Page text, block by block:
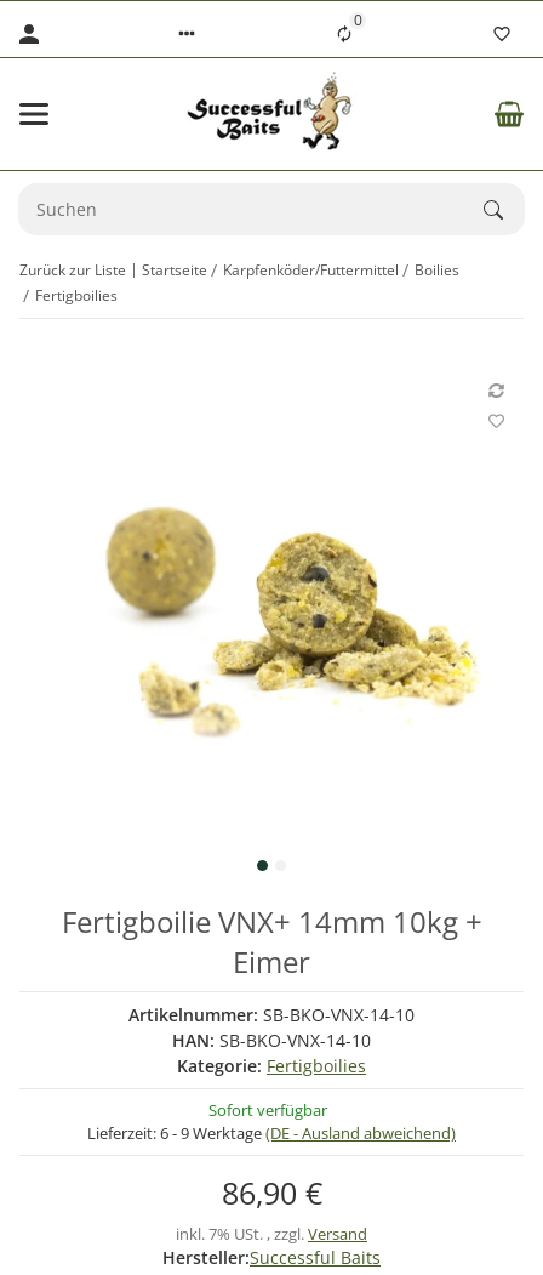
0
Zurück zur Liste Startseite Karpfenköder/Futtermittel
Boilies
Fertigboilies
Fertigboilie VNX+ 14mm 10kg +
Eimer
Artikelnummer: SB-BKO-VNX-14-10
HAN: SB-BKO-VNX-14-10
Kategorie: Fertigboilies
Sofort verfügbar
Lieferzeit:6 - 9 Werktage(DE - Ausland abweichend)
86,90 €
inkl. 7% USt. , zzgl.Versand
Hersteller:Successful Baits